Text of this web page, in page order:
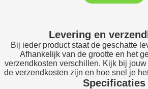
Levering en
Bij ieder product staat de geschatte
Afhankelijk van de grootte en het
verzendkosten verschillen. Kijk bij
de verzendkosten zijn en hoe snel je
Specificaties